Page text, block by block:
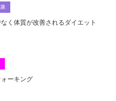
く体質が改善されるダイエット
ーキング